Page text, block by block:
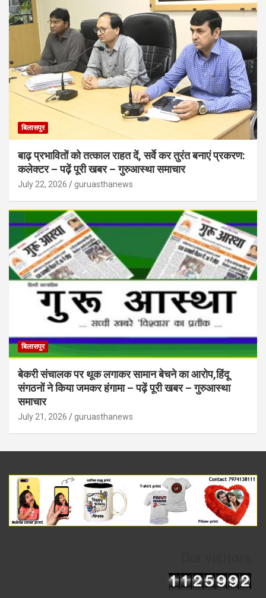
बिलासपुर
बाढ़ प्रभावितों को तत्काल राहत दें, सर्वे कर तुरंत बनाएं प्रकरण:
कलेक्टर – पढ़ें पूरी खबर – गुरुआस्था समाचार
July 22, 2026 guruasthanews
बिलासपुर
बेकरी संचालक पर थूक लगाकर सामान बेचने का आरोप,हिंदू
संगठनों ने किया जमकर हंगामा – पढ़ें पूरी खबर – गुरुआस्था
समाचार
July 21, 2026 guruasthanews